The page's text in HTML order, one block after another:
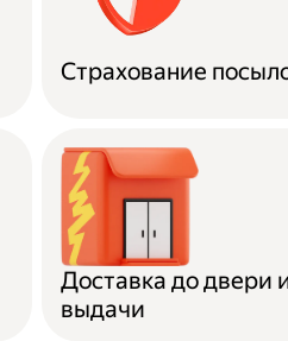
Страхование
Доставка до двери
выдачи